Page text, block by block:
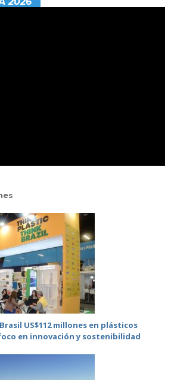
US$112 millones en plásticos
en innovación y sostenibilidad